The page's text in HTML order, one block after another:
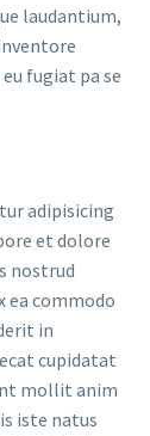
laudantium,
fugiat pa se
adipisicing
et dolore
nostrud
ea commodo
in
cupidatat
mollit anim
iste natus